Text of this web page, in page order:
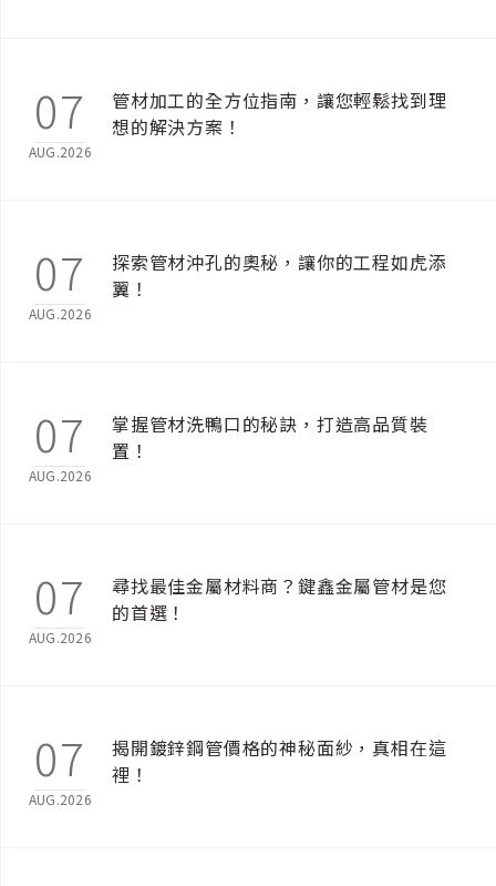
07
AUG.2026
管材加工的全方位指南，讓您輕鬆找到理
想的解決方案！
07
AUG.2026
探索管材沖孔的奧秘，讓你的工程如虎添
翼！
07
AUG.2026
掌握管材洗鴨口的秘訣，打造高品質裝
置！
07
AUG.2026
尋找最佳金屬材料商？鍵鑫金屬管材是您
的首選！
07
AUG.2026
揭開鍍鋅鋼管價格的神秘面紗，真相在這
裡！